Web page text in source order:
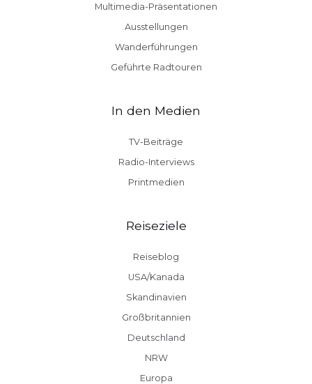
Multimedia-Präsentationen
Ausstellungen
Wanderführungen
Geführte Radtouren
In den Medien
TV-Beiträge
Radio-Interviews
Printmedien
Reiseziele
Reiseblog
USA/Kanada
Skandinavien
Großbritannien
Deutschland
NRW
Europa